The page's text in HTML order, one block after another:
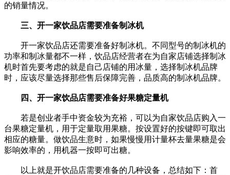
的销量情况。
三、开一家饮品店需要准备制冰机
开一家饮品店还需要准备好制冰机。不同型号的制冰机的
功率和制冰量都不一样，饮品店经营者在为自家店铺选择制冰
机时首先要考虑的就是自己店铺的用冰量，选择制冰机品牌
时，应该尽量选择那些售后保障完善，品质高的制冰机品牌。
四、开一家饮品店需要准备好果糖定量机
若是创业者手中资金较为充裕，可以为自家饮品店购入一
台果糖定量机，用于定量取用果糖。按设置好的按键即可取出
相应的糖量。做饮品生意时，如果慢慢用计量杯去量果糖是会
影响效率的，用机器一按即可出糖。
以上就是开饮品店需要准备的几种设备，总结如下：首